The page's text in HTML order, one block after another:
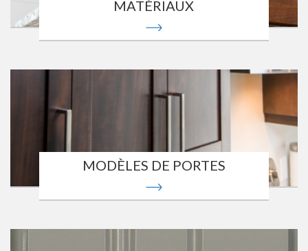
MATÉRIAUX
MODÈLES DE PORTES